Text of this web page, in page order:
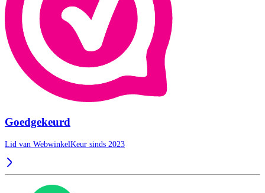
Goedgekeurd
Lid van WebwinkelKeur sinds 2023